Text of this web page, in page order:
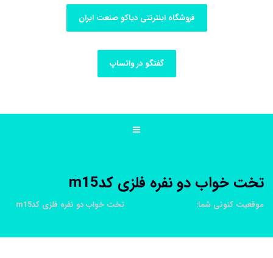
فروشگاه اینترنتی دیاکو صنعت ایران
گفتگو در واتساپ
تخت خواب دو نفره فلزی کدm15
موقعیت کنونی شما: تخت خواب دو نفره فلزی کدm15